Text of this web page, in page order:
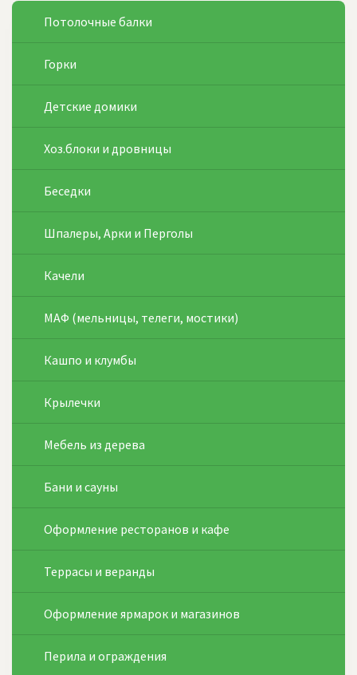
Потолочные балки
Горки
Детские домики
Хоз.блоки и дровницы
Беседки
Шпалеры, Арки и Перголы
Качели
МАФ (мельницы, телеги, мостики)
Кашпо и клумбы
Крылечки
Мебель из дерева
Бани и сауны
Оформление ресторанов и кафе
Террасы и веранды
Оформление ярмарок и магазинов
Перила и ограждения